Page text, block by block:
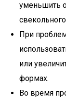
уменьшить
При
или
формах.
Во время